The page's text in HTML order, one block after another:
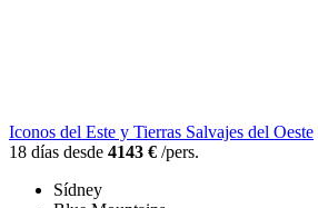
Iconos del Este y Tierras Salvajes del Oeste
18 días desde 4143 € /pers.
Sídney